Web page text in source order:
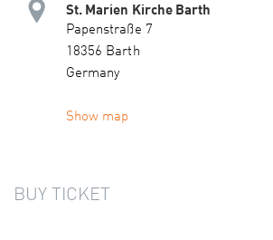
St. Marien Kirche Barth
Papenstraße 7
18356 Barth
Germany
Show map
BUY TICKET